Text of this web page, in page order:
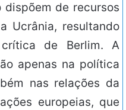
dispõem de recursos
Ucrânia, resultando
de Berlim. A
apenas na política
nas relações da
europeias, que